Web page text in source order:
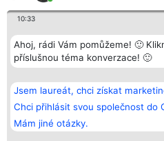
10:33
Ahoj, rádi Vám pomůžeme! 🙂
příslušnou téma konverzace! 🙂
Jsem laureát, chci získat
Chci přihlásit svou společnost do
Mám jiné otázky.
Bright Side Solutions sp. z o.
o. sp. k.
ul. Ruska 22
Wrocław 50-079
KRS 0000749100 | Regon
381313360 | NIP 8943132676
Vítězové
Seznam
laureátů
Zásady
Zásady